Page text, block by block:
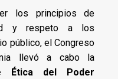
los principios de
y respeto a los
público, el Congreso
llevó a cabo la
Ética del Poder